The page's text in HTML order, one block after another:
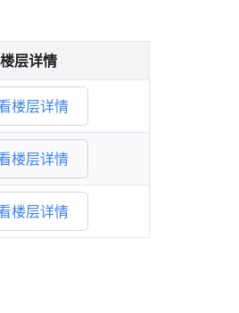
楼层详情
楼层详情
楼层详情
楼层详情